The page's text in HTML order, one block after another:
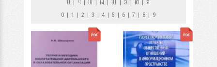
Ц
Ч Ш Ы Щ Э Ю
Я
0
1 2 3 4 5 6 7 8 9